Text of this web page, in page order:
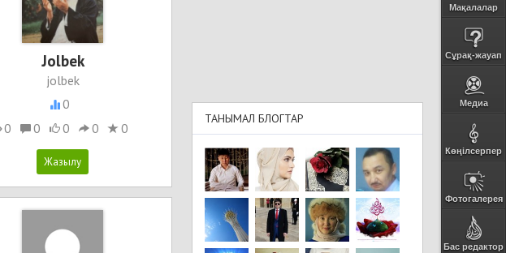
Мақалалар
Сұрақ-жауап
Медиа
Көңілсерпер
Фотогалерея
Бас редактор
Jolbek
jolbek
0
0
0 0 0 0
ТАНЫМАЛ БЛОГТАР